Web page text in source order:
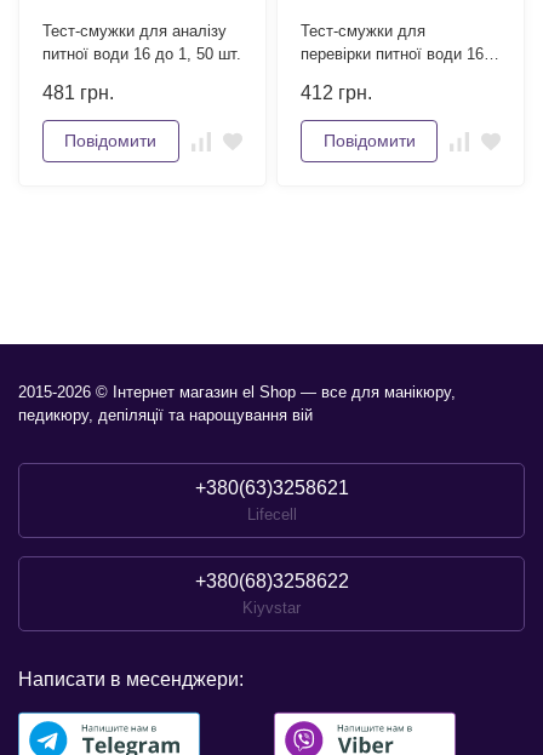
Тест-смужки для аналізу
питної води 16 до 1, 50 шт.
481 грн.
Повідомити
Тест-смужки для
перевірки питної води 16 в
412 грн.
Повідомити
2015-2026 © Інтернет магазин el Shop — все для манікюру,
педикюру, депіляції та нарощування вій
+380(63)3258621
Lifecell
+380(68)3258622
Kiyvstar
Написати в месенджери: